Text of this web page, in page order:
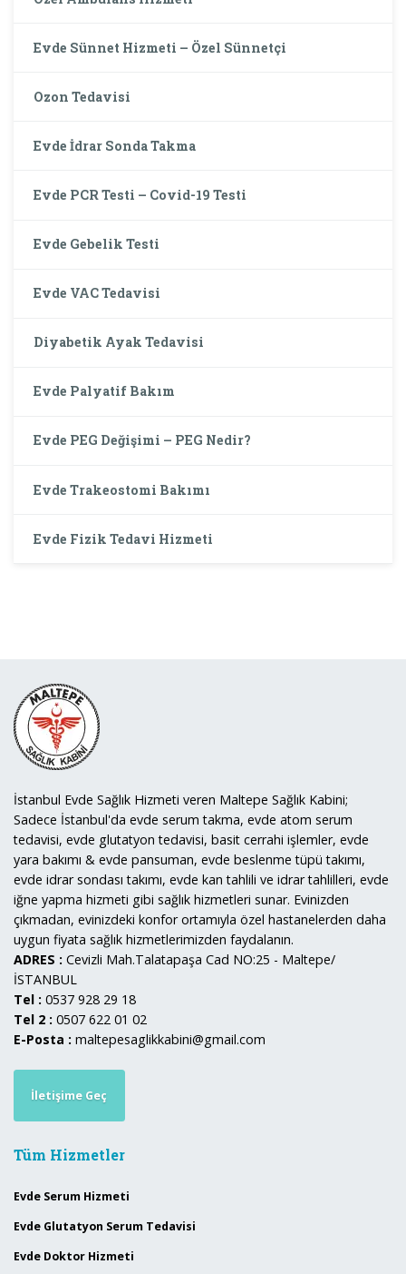
Evde Sünnet Hizmeti – Özel Sünnetçi
Ozon Tedavisi
Evde İdrar Sonda Takma
Evde PCR Testi – Covid-19 Testi
Evde Gebelik Testi
Evde VAC Tedavisi
Diyabetik Ayak Tedavisi
Evde Palyatif Bakım
Evde PEG Değişimi – PEG Nedir?
Evde Trakeostomi Bakımı
Evde Fizik Tedavi Hizmeti
İstanbul Evde Sağlık Hizmeti veren Maltepe Sağlık Kabini;
Sadece İstanbul'da evde serum takma, evde atom serum
tedavisi, evde glutatyon tedavisi, basit cerrahi işlemler, evde
yara bakımı & evde pansuman, evde beslenme tüpü takımı,
evde idrar sondası takımı, evde kan tahlili ve idrar tahlilleri, evde
iğne yapma hizmeti gibi sağlık hizmetleri sunar. Evinizden
çıkmadan, evinizdeki konfor ortamıyla özel hastanelerden daha
uygun fiyata sağlık hizmetlerimizden faydalanın.
ADRES : Cevizli Mah.Talatapaşa Cad NO:25 - Maltepe/
İSTANBUL
Tel : 0537 928 29 18
Tel 2 : 0507 622 01 02
E-Posta : maltepesaglikkabini@gmail.com
İletişime Geç
Tüm Hizmetler
Evde Serum Hizmeti
Evde Glutatyon Serum Tedavisi
Evde Doktor Hizmeti